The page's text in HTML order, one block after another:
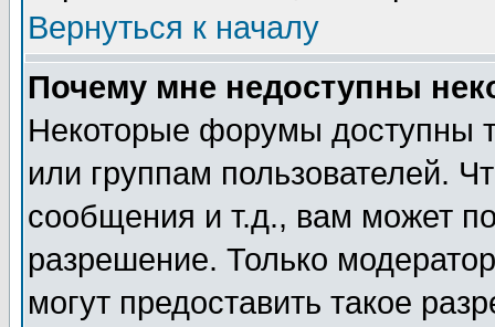
Вернуться к началу
Почему мне недоступны
Некоторые форумы доступны
или группам пользователей.
сообщения и т.д., вам может
разрешение. Только
могут предоставить такое